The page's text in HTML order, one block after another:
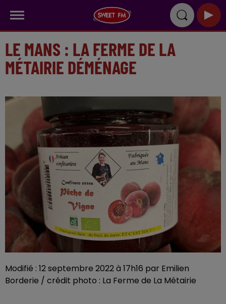
LE MANS : LA FERME DE LA
MÉTAIRIE DÉMÉNAGE
Modifié : 12 septembre 2022 à 17h16 par Emilien
Borderie / crédit photo : La Ferme de La Métairie